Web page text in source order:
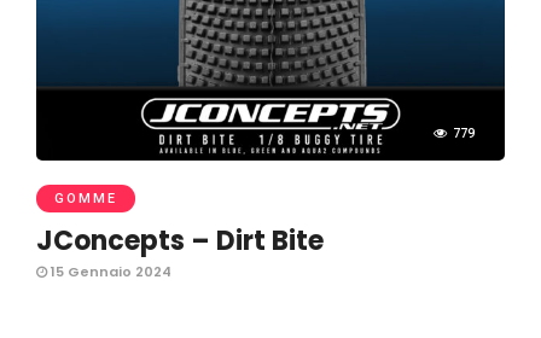
779
GOMME
JConcepts – Dirt Bite
15 Gennaio 2024